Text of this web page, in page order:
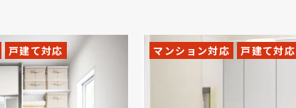
戸建て対応 マンション対応 戸建て対応